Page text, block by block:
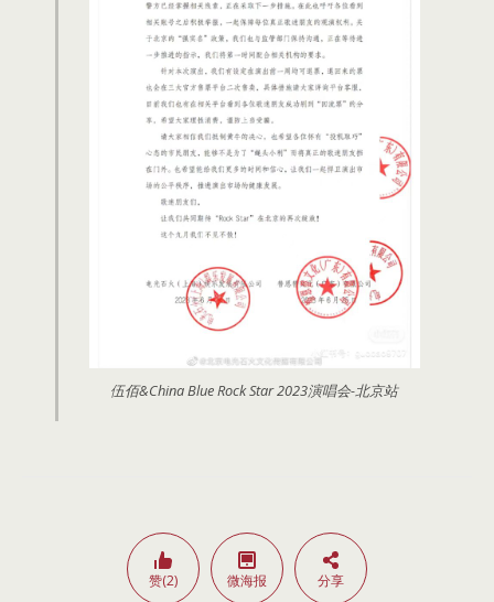
伍佰&China Blue Rock Star 2023演唱会-北京站
赞(2) 微海报 分享